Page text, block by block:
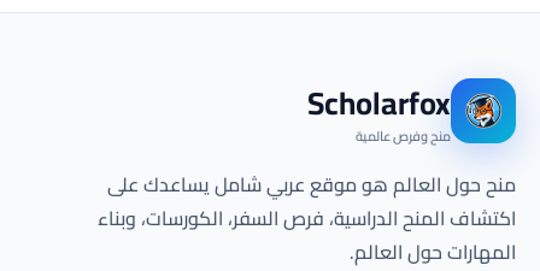
Scholarfox
منح وفرص عالمية
منح حول العالم هو موقع عربي شامل يساعدك على
اكتشاف المنح الدراسية، فرص السفر، الكورسات، وبناء
المهارات حول العالم.